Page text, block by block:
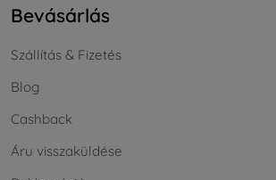
Bevásárlás
Szállítás & Fizetés
Blog
Cashback
Áru visszaküldése